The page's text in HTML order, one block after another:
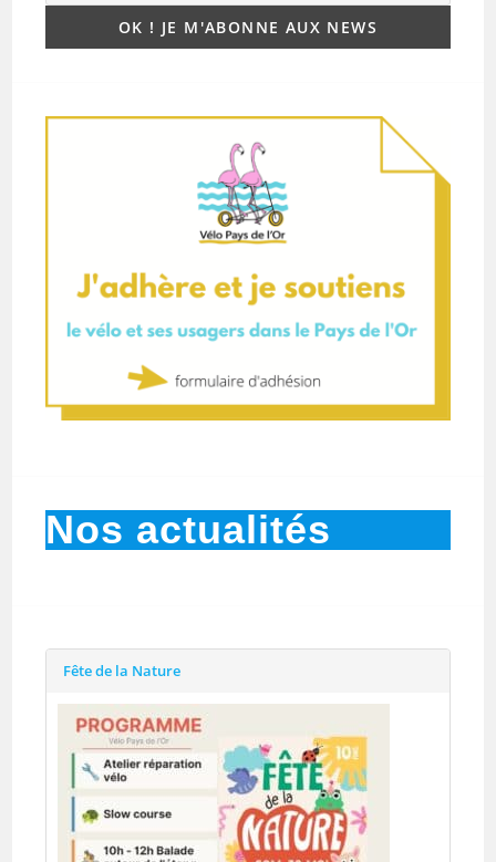
Nos actualités
Fête de la Nature